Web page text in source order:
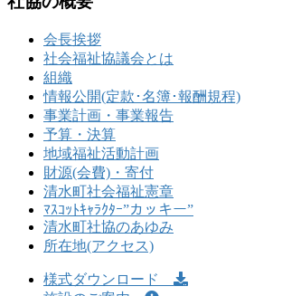
会長挨拶
社会福祉協議会とは
組織
情報公開(定款･名簿･報酬規程)
事業計画・事業報告
予算・決算
地域福祉活動計画
財源(会費)・寄付
清水町社会福祉憲章
ﾏｽｺｯﾄｷｬﾗｸﾀｰ”カッキー”
清水町社協のあゆみ
所在地(アクセス)
様式ダウンロード